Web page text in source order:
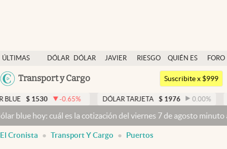
ÚLTIMAS
NOTICIAS
DÓLAR
DÓLAR
JAVIER
RIESGO
QUIÉN ES
QUIÉN
FORO
Argentina
México
Transport y Cargo
Dólar
Members
Economía y Política
Finanzas y Mercados
Mercados Online
Suscribite x $999
-0.65% DÓLAR TARJETA $ 1976 0.00% DÓLAR
cuál es la cotización del viernes 7 de agosto minuto a minuto
El Cronista Transport Y Cargo Puertos